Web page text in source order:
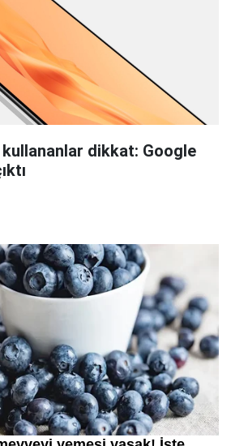
kullananlar dikkat: Google